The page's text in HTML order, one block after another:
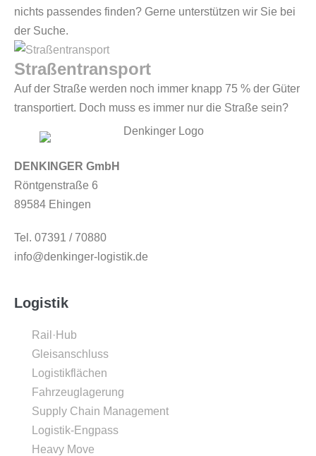
nichts passendes finden? Gerne unterstützen wir Sie bei
der Suche.
Straßentransport
Auf der Straße werden noch immer knapp 75 % der Güter
transportiert. Doch muss es immer nur die Straße sein?
DENKINGER GmbH
Röntgenstraße 6
89584 Ehingen
Tel. 07391 / 70880
info@denkinger-logistik.de
Logistik
Rail·Hub
Gleisanschluss
Logistikflächen
Fahrzeuglagerung
Supply Chain Management
Logistik-Engpass
Heavy Move